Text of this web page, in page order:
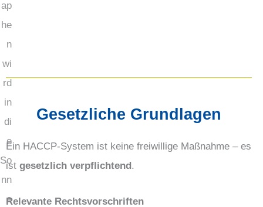
Gesetzliche Grundlagen
Ein HACCP-System ist keine freiwillige Maßnahme – es
ist gesetzlich verpflichtend.
Relevante Rechtsvorschriften